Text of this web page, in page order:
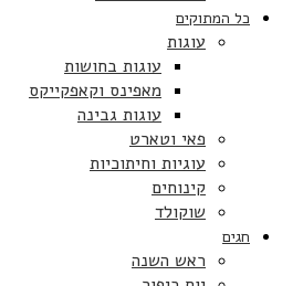
כל המתוקים
עוגות
עוגות בחושות
מאפינס וקאפקייקס
עוגות גבינה
פאי וטארט
עוגיות וחיתוכיות
קינוחים
שוקולד
חגים
ראש השנה